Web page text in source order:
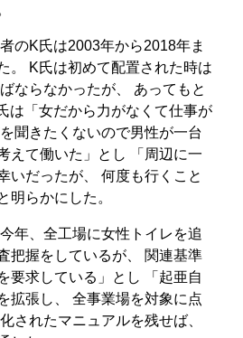
のK氏は2003年から2018年ま
。 K氏は初めて配置された時は
ならなかったが、 あってもと
は「女だから力がなくて仕事が
聞きたくないので男性が一台
えて働いた」とし 「周辺に一
いだったが、 何度も行くこと
明らかにした。
年、全工場に女性トイレを追
把握をしているが、 関連基準
要求している」とし 「起亜自
拡張し、 全事業場を対象に点
されたマニュアルを残せば、